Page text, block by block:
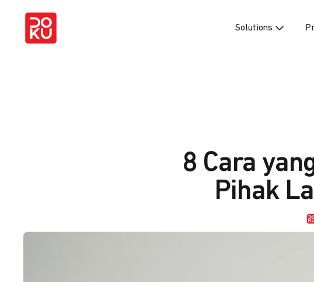
Solutions
8 Cara
Pihak